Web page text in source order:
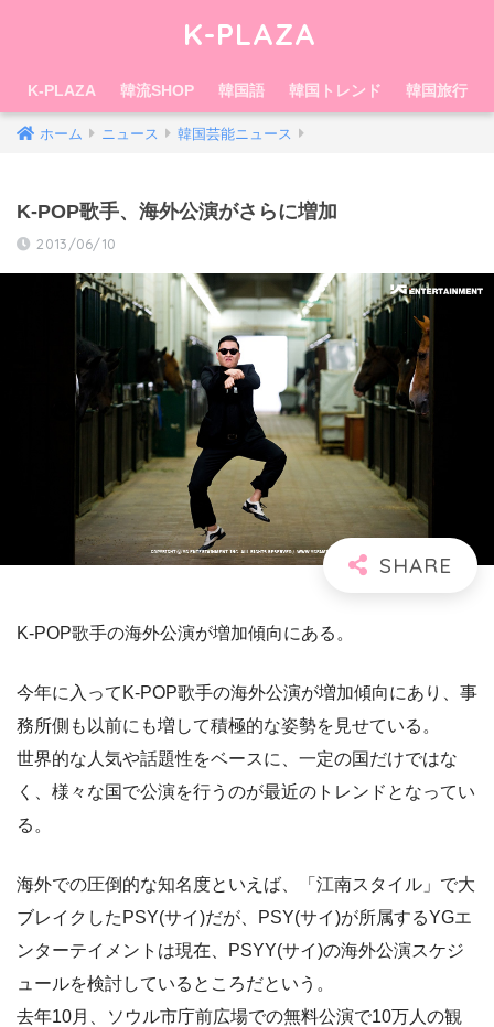
K-PLAZA
K-PLAZA 韓流SHOP 韓国語 韓国トレンド 韓国旅行
ホーム ニュース 韓国芸能ニュース
K-POP歌手、海外公演がさらに増加
2013/06/10
K-POP歌手の海外公演が増加傾向にある。
今年に入ってK-POP歌手の海外公演が増加傾向にあり、事
務所側も以前にも増して積極的な姿勢を見せている。
世界的な人気や話題性をベースに、一定の国だけではな
く、様々な国で公演を行うのが最近のトレンドとなってい
る。
海外での圧倒的な知名度といえば、「江南スタイル」で大
ブレイクしたPSY(サイ)だが、PSY(サイ)が所属するYGエ
ンターテイメントは現在、PSYY(サイ)の海外公演スケジ
ュールを検討しているところだという。
去年10月、ソウル市庁前広場での無料公演で10万人の観